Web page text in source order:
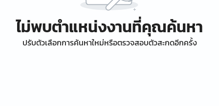
ไม่พบตำแหน่งงานที่คุณค้นหา
ปรับตัวเลือกการค้นหาใหม่หรือตรวจสอบตัวสะกดอีกครั้ง